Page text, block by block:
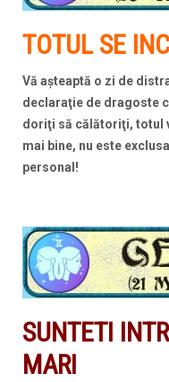
TOTUL SE
Vă aşteaptă o zi de
declaraţie de dragoste
doriţi să călătoriţi, totul
mai bine, nu este
personal!
SUNTETI
MARI